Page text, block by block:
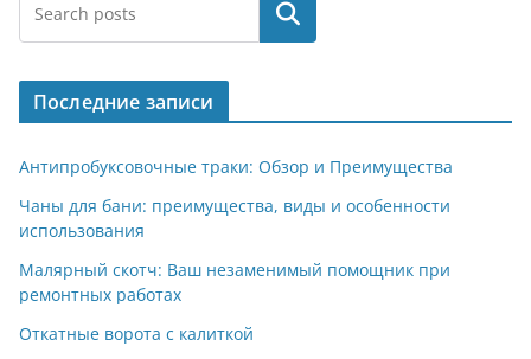
Поиск
Последние записи
Антипробуксовочные траки: Обзор и Преимущества
Чаны для бани: преимущества, виды и особенности
использования
Малярный скотч: Ваш незаменимый помощник при
ремонтных работах
Откатные ворота с калиткой